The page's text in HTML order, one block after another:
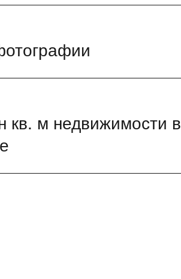
кв. м недвижимости в